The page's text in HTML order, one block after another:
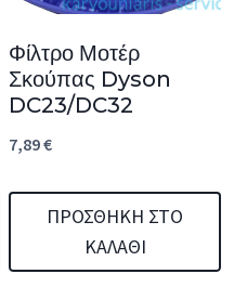
Φίλτρο Μοτέρ
Σκούπας Dyson
DC23/DC32
7,89€
ΠΡΟΣΘΉΚΗ ΣΤΟ
ΚΑΛΆΘΙ